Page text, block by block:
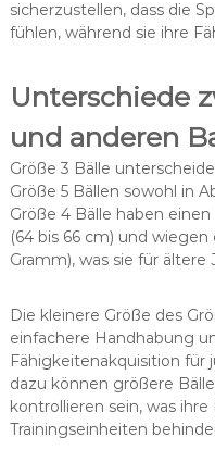
sicherzustellen, dass die
fühlen, während sie ihre
Unterschiede
und anderen
Größe 3 Bälle
Größe 5 Bällen sowohl in
Größe 4 Bälle haben
(64 bis 66 cm) und wiegen
Gramm), was sie für
Die kleinere Größe des
einfachere Handhabung
Fähigkeitenakquisition für
dazu können größere
kontrollieren sein, was
Trainingseinheiten